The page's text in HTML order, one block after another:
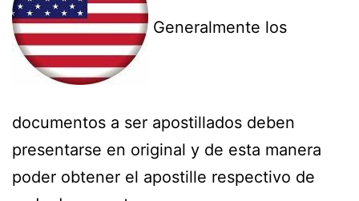
Generalmente los
documentos a ser apostillados deben
presentarse en original y de esta manera
poder obtener el apostille respectivo de